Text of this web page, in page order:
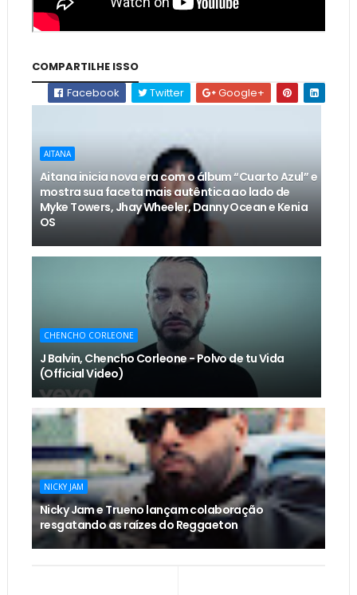
COMPARTILHE ISSO
Facebook
Twitter Google+
AITANA
Aitana inicia nova era com o álbum “Cuarto Azul” e
mostra sua faceta mais autêntica ao lado de
Myke Towers, Jhay Wheeler, Danny Ocean e Kenia
OS
CHENCHO CORLEONE
J Balvin, Chencho Corleone - Polvo de tu Vida
(Official Video)
NICKY JAM
Nicky Jam e Trueno lançam colaboração
resgatando as raízes do Reggaeton